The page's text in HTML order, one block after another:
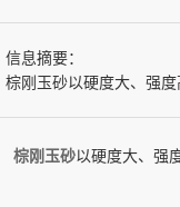
信息摘要：
棕刚玉砂以硬度大、强
棕刚玉砂以硬度大、强